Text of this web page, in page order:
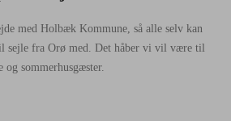
med Holbæk Kommune, så alle selv kan
sejle fra Orø med. Det håber vi vil være til
sommerhusgæster.